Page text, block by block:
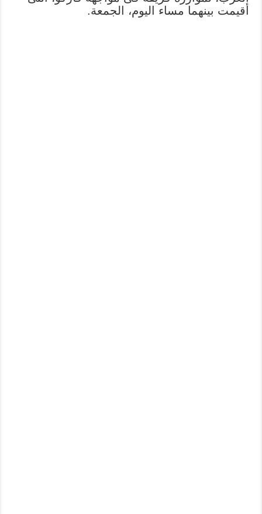
أقيمت بينهما مساء اليوم، الجمعة.